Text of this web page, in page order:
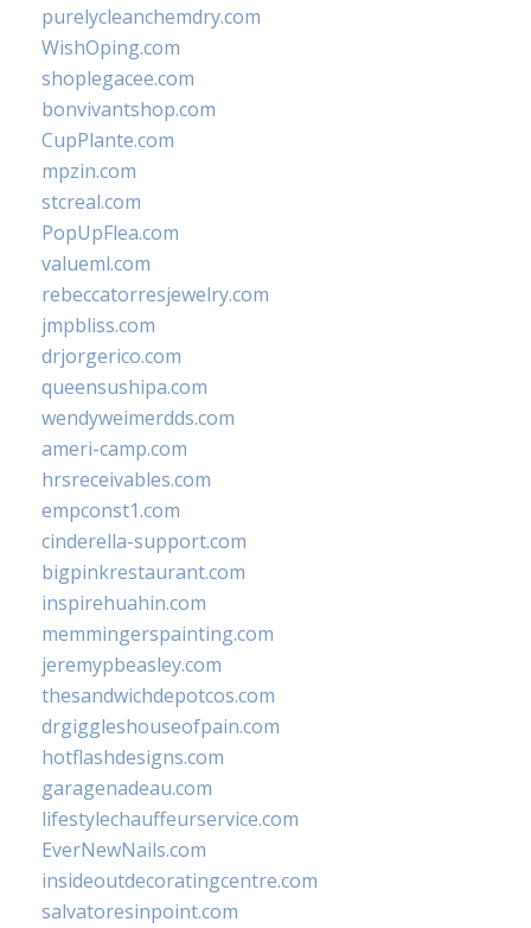
purelycleanchemdry.com
WishOping.com
shoplegacee.com
bonvivantshop.com
CupPlante.com
mpzin.com
stcreal.com
PopUpFlea.com
valueml.com
rebeccatorresjewelry.com
jmpbliss.com
drjorgerico.com
queensushipa.com
wendyweimerdds.com
ameri-camp.com
hrsreceivables.com
empconst1.com
cinderella-support.com
bigpinkrestaurant.com
inspirehuahin.com
memmingerspainting.com
jeremypbeasley.com
thesandwichdepotcos.com
drgiggleshouseofpain.com
hotflashdesigns.com
garagenadeau.com
lifestylechauffeurservice.com
EverNewNails.com
insideoutdecoratingcentre.com
salvatoresinpoint.com